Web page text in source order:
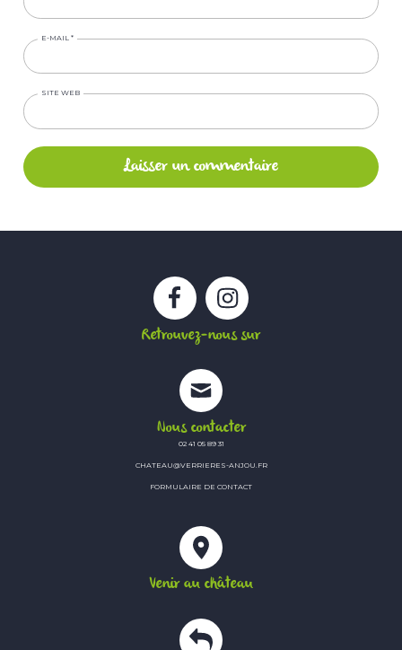
E-MAIL *
SITE WEB
Retrouvez-nous sur
FacebookInstagram
Nous contacter
02 41 05 89 31
CHATEAU@VERRIERES-ANJOU.FR
FORMULAIRE DE CONTACT
Venir au château